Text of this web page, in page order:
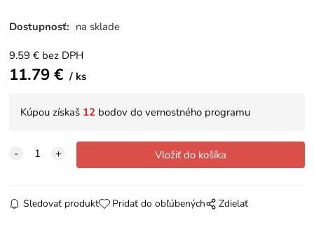
Dostupnosť: na sklade
9.59 € bez DPH
11.79€ ks
Kúpou získaš 12 bodov do vernostného programu
Sledovať produkt Pridať do obľúbených Zdielať